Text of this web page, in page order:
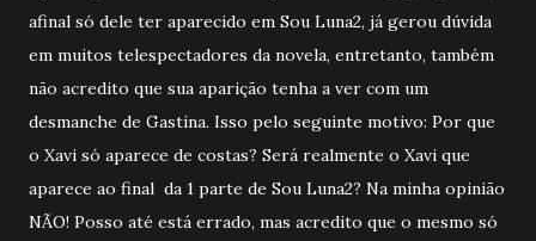
afinal só dele ter aparecido em Sou Luna2, já gerou dúvida
em muitos telespectadores da novela, entretanto, também
não acredito que sua aparição tenha a ver com um
desmanche de Gastina. Isso pelo seguinte motivo: Por que
o Xavi só aparece de costas? Será realmente o Xavi que
aparece ao final da 1 parte de Sou Luna2? Na minha opinião
NÃO! Posso até está errado, mas acredito que o mesmo só